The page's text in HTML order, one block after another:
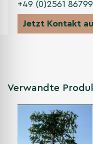
+49 (0)2561
Jetzt Kontakt
Verwandte